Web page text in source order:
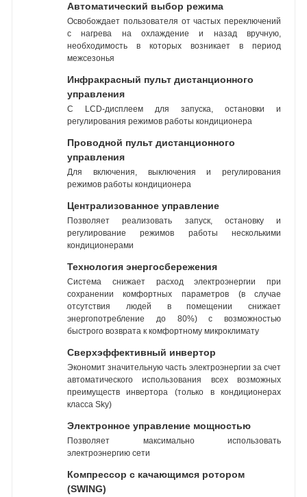
Автоматический выбор режима
Освобождает пользователя от частых переключений
с нагрева на охлаждение и назад вручную,
необходимость в которых возникает в период
межсезонья
Инфракрасный пульт дистанционного
управления
С LCD-дисплеем для запуска, остановки и
регулирования режимов работы кондиционера
Проводной пульт дистанционного
управления
Для включения, выключения и регулирования
режимов работы кондиционера
Централизованное управление
Позволяет реализовать запуск, остановку и
регулирование режимов работы несколькими
кондиционерами
Технология энергосбережения
Система снижает расход электроэнергии при
сохранении комфортных параметров (в случае
отсутствия людей в помещении снижает
энергопотребление до 80%) с возможностью
быстрого возврата к комфортному микроклимату
Сверхэффективный инвертор
Экономит значительную часть электроэнергии за счет
автоматического использования всех возможных
преимуществ инвертора (только в кондиционерах
класса Sky)
Электронное управление мощностью
Позволяет максимально использовать
электроэнергию сети
Компрессор с качающимся ротором
(SWING)